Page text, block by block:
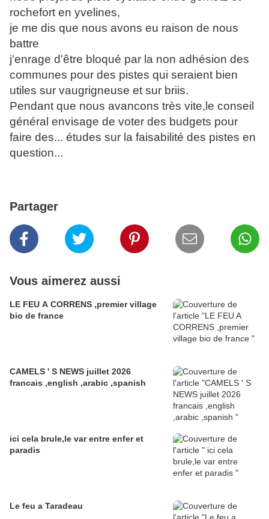
rochefort en yvelines,
je me dis que nous avons eu raison de nous
battre
j'enrage d'être bloqué par la non adhésion des
communes pour des pistes qui seraient bien
utiles sur vaugrigneuse et sur briis.
Pendant que nous avancons très vite,le conseil
général envisage de voter des budgets pour
faire des... études sur la faisabilité des pistes en
question...
Partager
Vous aimerez aussi
LE FEU A CORRENS ,premier village
bio de france
CAMELS ' S NEWS juillet 2026
francais ,english ,arabic ,spanish
ici cela brule,le var entre enfer et
paradis
Le feu a Taradeau